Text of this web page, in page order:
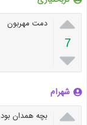

7

دمت مهربون
شهرام
 بچه همدان